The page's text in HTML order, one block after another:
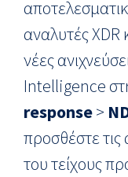
αναλυτές XDR
νέες
Intelligence
response>
προσθέστε τις
του τείχους